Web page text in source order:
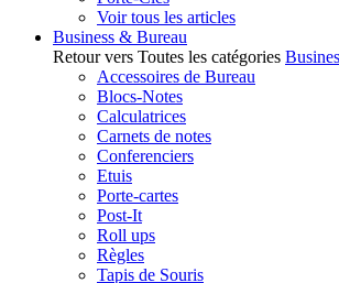
Voir tous les articles
Business & Bureau
Retour vers Toutes les catégories
Accessoires de Bureau
Blocs-Notes
Calculatrices
Carnets de notes
Conferenciers
Etuis
Porte-cartes
Post-It
Roll ups
Règles
Tapis de Souris